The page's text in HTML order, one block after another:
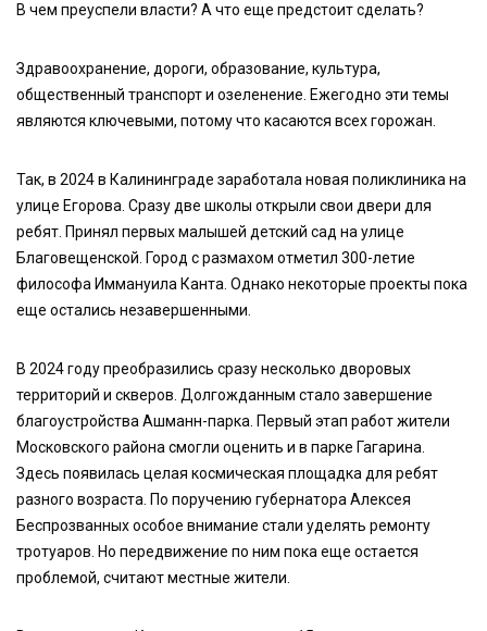
В чем преуспели власти? А что еще предстоит сделать?
Здравоохранение, дороги, образование, культура,
общественный транспорт и озеленение. Ежегодно эти темы
являются ключевыми, потому что касаются всех горожан.
Так, в 2024 в Калининграде заработала новая поликлиника на
улице Егорова. Сразу две школы открыли свои двери для
ребят. Принял первых малышей детский сад на улице
Благовещенской. Город с размахом отметил 300-летие
философа Иммануила Канта. Однако некоторые проекты пока
еще остались незавершенными.
В 2024 году преобразились сразу несколько дворовых
территорий и скверов. Долгожданным стало завершение
благоустройства Ашманн-парка. Первый этап работ жители
Московского района смогли оценить и в парке Гагарина.
Здесь появилась целая космическая площадка для ребят
разного возраста. По поручению губернатора Алексея
Беспрозванных особое внимание стали уделять ремонту
тротуаров. Но передвижение по ним пока еще остается
проблемой, считают местные жители.